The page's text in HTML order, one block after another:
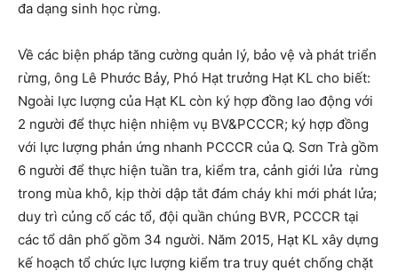
đa dạng sinh học rừng.
Về các biện pháp tăng cường quản lý, bảo vệ và phát triển
rừng, ông Lê Phước Bảy, Phó Hạt trưởng Hạt KL cho biết:
Ngoài lực lượng của Hạt KL còn ký hợp đồng lao động với
2 người để thực hiện nhiệm vụ BV&PCCCR; ký hợp đồng
với lực lượng phản ứng nhanh PCCCR của Q. Sơn Trà gồm
6 người để thực hiện tuần tra, kiểm tra, cảnh giới lửa rừng
trong mùa khô, kịp thời dập tắt đám cháy khi mới phát lửa;
duy trì củng cố các tổ, đội quần chúng BVR, PCCCR tại
các tổ dân phố gồm 34 người. Năm 2015, Hạt KL xây dựng
kế hoạch tổ chức lực lượng kiểm tra truy quét chống chặt